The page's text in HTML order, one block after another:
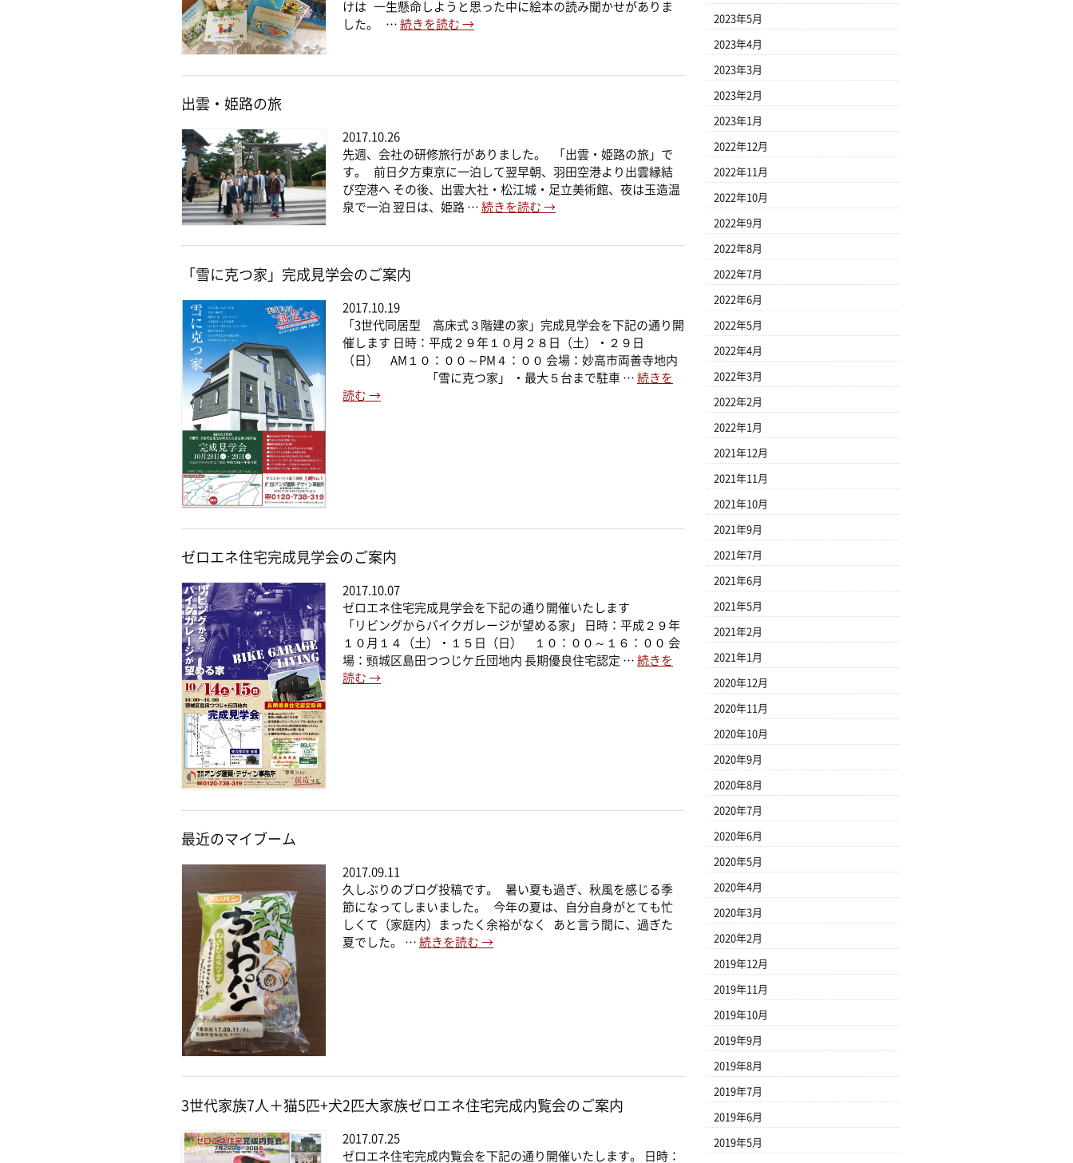
けは 一生懸命しようと思った中に絵本の読み聞かせがありま
した。 … 続きを読む →
出雲・姫路の旅
2017.10.26
先週、会社の研修旅行がありました。 「出雲・姫路の旅」で
す。 前日夕方東京に一泊して翌早朝、羽田空港より出雲縁結
び空港へ その後、出雲大社・松江城・足立美術館、夜は玉造温
泉で一泊 翌日は、姫路 … 続きを読む →
「雪に克つ家」完成見学会のご案内
2017.10.19
「3世代同居型 高床式３階建の家」完成見学会を下記の通り開
催します 日時：平成２９年１０月２８日（土）・２９日
（日） AM１０：００～PM４：００ 会場：妙高市両善寺地内
「雪に克つ家」 ・最大５台まで駐車 … 続きを
読む →
ゼロエネ住宅完成見学会のご案内
2017.10.07
ゼロエネ住宅完成見学会を下記の通り開催いたします
「リビングからバイクガレージが望める家」 日時：平成２９年
１０月１４（土）・１５日（日） １０：００～１６：００ 会
場：頸城区島田つつじケ丘団地内 長期優良住宅認定 … 続きを
読む →
最近のマイブーム
2017.09.11
久しぶりのブログ投稿です。 暑い夏も過ぎ、秋風を感じる季
節になってしまいました。 今年の夏は、自分自身がとても忙
しくて（家庭内）まったく余裕がなく あと言う間に、過ぎた
夏でした。 … 続きを読む →
3世代家族7人＋猫5匹+犬2匹大家族ゼロエネ住宅完成内覧会のご案内
2017.07.25
ゼロエネ住宅完成内覧会を下記の通り開催いたします。 日時：
2023年5月
2023年4月
2023年3月
2023年2月
2023年1月
2022年12月
2022年11月
2022年10月
2022年9月
2022年8月
2022年7月
2022年6月
2022年5月
2022年4月
2022年3月
2022年2月
2022年1月
2021年12月
2021年11月
2021年10月
2021年9月
2021年7月
2021年6月
2021年5月
2021年2月
2021年1月
2020年12月
2020年11月
2020年10月
2020年9月
2020年8月
2020年7月
2020年6月
2020年5月
2020年4月
2020年3月
2020年2月
2019年12月
2019年11月
2019年10月
2019年9月
2019年8月
2019年7月
2019年6月
2019年5月